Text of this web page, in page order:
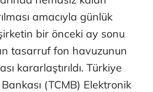
amacıyla günlük
bir önceki ay sonu
tasarruf fon havuzunun
kararlaştırıldı. Türkiye
(TCMB) Elektronik